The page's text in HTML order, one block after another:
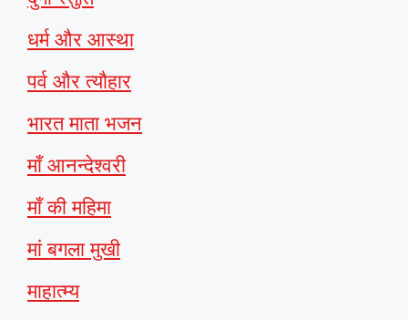
धर्म और आस्था
पर्व और त्यौहार
भारत माता भजन
माँ आनन्देश्वरी
माँ की महिमा
मां बगला मुखी
माहात्म्य